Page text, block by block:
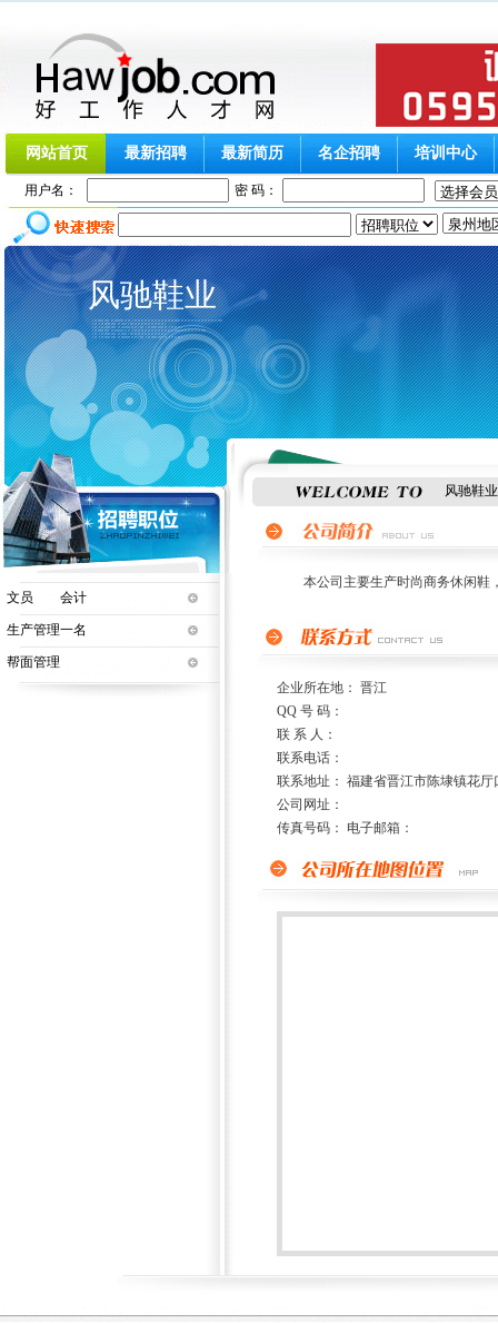
网站首页 最新招聘 最新简历 名企招聘 培训中心
用户名： 密 码：
风驰鞋业
文员 会计
生产管理一名
帮面管理
风驰鞋业
本公司主要生产时尚商务休闲鞋
企业所在地： 晋江
QQ 号 码：
联 系 人：
联系电话：
联系地址： 福建省晋江市陈埭镇花厅
公司网址：
传真号码： 电子邮箱：